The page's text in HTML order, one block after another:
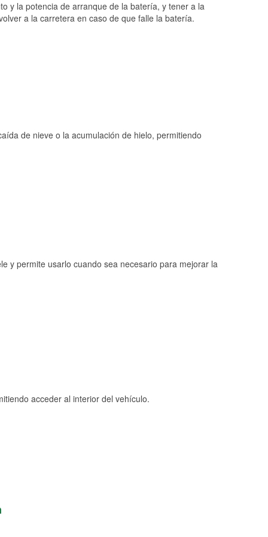
y la potencia de arranque de la batería, y tener a la
a la carretera en caso de que falle la batería.
de nieve o la acumulación de hielo, permitiendo
y permite usarlo cuando sea necesario para mejorar la
acceder al interior del vehículo.